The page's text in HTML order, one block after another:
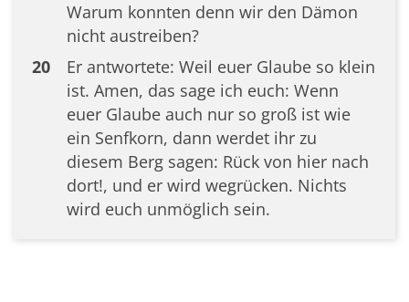
Warum konnten denn wir den Dämon
nicht austreiben?
20
Er antwortete: Weil euer Glaube so klein
ist. Amen, das sage ich euch: Wenn
euer Glaube auch nur so groß ist wie
ein Senfkorn, dann werdet ihr zu
diesem Berg sagen: Rück von hier nach
dort!, und er wird wegrücken. Nichts
wird euch unmöglich sein.